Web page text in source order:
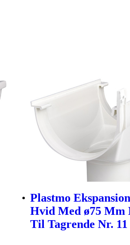
Plastmo
Hvid Med ø75 Mm
Til Tagrende Nr. 11